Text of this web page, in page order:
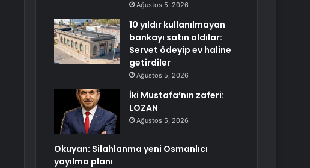
Ağustos 5, 2026
10 yıldır kullanılmayan
bankayı satın aldılar:
Servet ödeyip ev haline
getirdiler
Ağustos 5, 2026
İki Mustafa’nın zaferi:
LOZAN
Ağustos 5, 2026
Okuyan: Silahlanma yeni Osmanlıcı
yayılma planı